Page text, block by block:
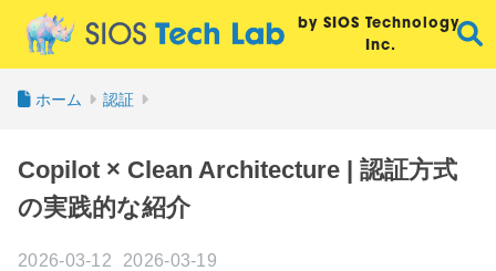
by SIOS Technology,
Inc.
ホーム 認証
Copilot × Clean Architecture | 認証方式
の実践的な紹介
2026-03-12 2026-03-19